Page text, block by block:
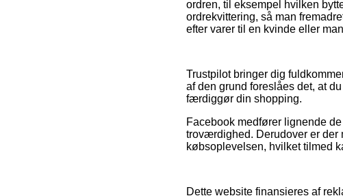
ordren, til eksempel hvilken
ordrekvittering, så man
efter varer til en kvinde eller
Trustpilot bringer dig
af den grund foreslåes det, at
færdiggør din shopping.
Facebook medfører lignende
troværdighed. Derudover er der
købsoplevelsen, hvilket tilmed
Dette website finansieres af